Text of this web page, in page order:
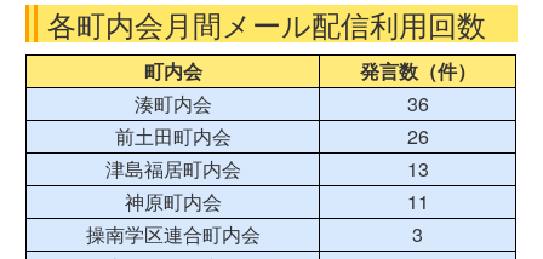
各町内会月間メール配信利用回数
町内会
発言数（件）
湊町内会
36
前土田町内会
26
津島福居町内会
13
神原町内会
11
操南学区連合町内会
3